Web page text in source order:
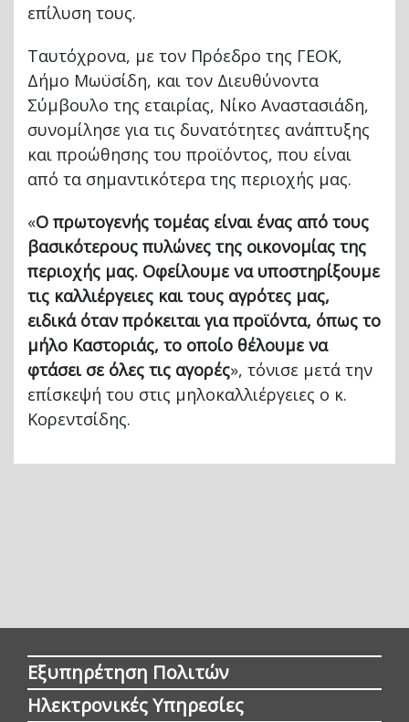
επίλυση τους.
Ταυτόχρονα, με τον Πρόεδρο της ΓΕΟΚ,
Δήμο Μωϋσίδη, και τον Διευθύνοντα
Σύμβουλο της εταιρίας, Νίκο Αναστασιάδη,
συνομίλησε για τις δυνατότητες ανάπτυξης
και προώθησης του προϊόντος, που είναι
από τα σημαντικότερα της περιοχής μας.
«Ο πρωτογενής τομέας είναι ένας από τους
βασικότερους πυλώνες της οικονομίας της
περιοχής μας. Οφείλουμε να υποστηρίξουμε
τις καλλιέργειες και τους αγρότες μας,
ειδικά όταν πρόκειται για προϊόντα, όπως το
μήλο Καστοριάς, το οποίο θέλουμε να
φτάσει σε όλες τις αγορές», τόνισε μετά την
επίσκεψή του στις μηλοκαλλιέργειες ο κ.
Κορεντσίδης.
Εξυπηρέτηση Πολιτών
Ηλεκτρονικές Υπηρεσίες